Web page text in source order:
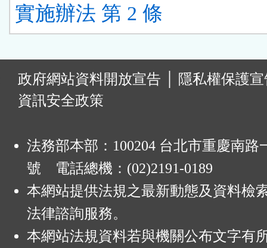
實施辦法 第 2 條
政府網站資料開放宣告
隱私權保護
資訊安全政策
法務部本部：100204 台北市重慶南路
號 電話總機：(02)2191-0189
本網站提供法規之最新動態及資料檢
法律諮詢服務。
本網站法規資料若與機關公布文字有